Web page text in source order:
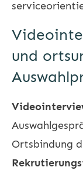
und
Ortsbindung